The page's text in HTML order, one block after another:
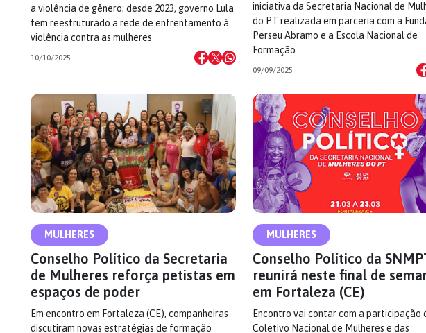
a violência de gênero; desde 2023, governo Lula
tem reestruturado a rede de enfrentamento à
violência contra as mulheres
10/10/2025
iniciativa da Secretaria Nacional de
do PT realizada em parceria com a
Perseu Abramo e a Escola Nacional de
Formação
09/09/2025
MULHERES
Conselho Político da Secretaria
de Mulheres reforça petistas em
espaços de poder
Em encontro em Fortaleza (CE), companheiras
discutiram novas estratégias de formação
MULHERES
Conselho Político da
reunirá neste final de
em Fortaleza (CE)
Encontro vai contar com a participação
Coletivo Nacional de Mulheres e das